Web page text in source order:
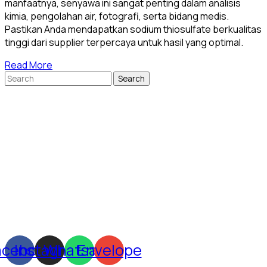
manfaatnya, senyawa ini sangat penting dalam analisis
kimia, pengolahan air, fotografi, serta bidang medis.
Pastikan Anda mendapatkan sodium thiosulfate berkualitas
tinggi dari supplier terpercaya untuk hasil yang optimal.
Read More
Search
Instagram
Whatsapp
Envelope